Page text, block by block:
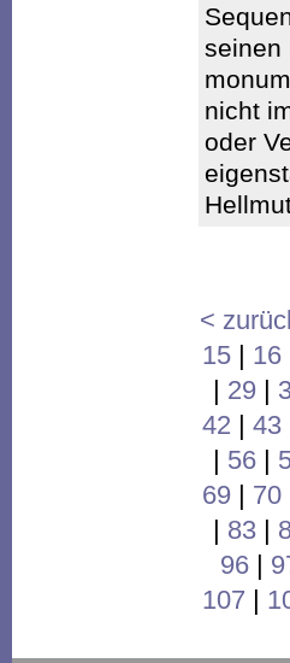
seinen
nicht
oder
<
15| 16
| 29|
42 | 43
| 56|
69| 70
| 83|
96|
107 |